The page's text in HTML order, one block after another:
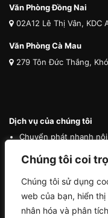
Chúng tôi coi
Chúng tôi sử dụng
web của bạn, hiển
nhân hóa và phân
Văn Phòng Đồng Nai
02A12 Lê Thị Vân, KDC
Văn Phòng Cà Mau
279 Tôn Đức Thắng,
Dịch vụ của chúng tôi
Chuyển phát nhanh
Chuyển phát nhanh
Vận chuyển thú cưng
Mua hộ hàng nước